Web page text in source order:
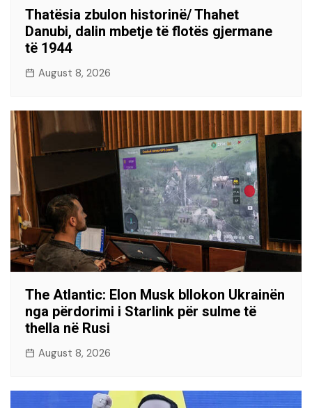
Thatësia zbulon historinë/ Thahet
Danubi, dalin mbetje të flotës gjermane
të 1944
August 8, 2026
The Atlantic: Elon Musk bllokon Ukrainën
nga përdorimi i Starlink për sulme të
thella në Rusi
August 8, 2026